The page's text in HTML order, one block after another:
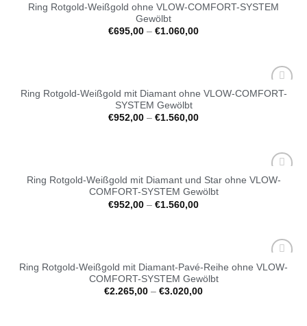
Auf die
Ring Rotgold-Weißgold ohne VLOW-COMFORT-SYSTEM
Gewölbt
€695,00 – €1.060,00
Auf die
Ring Rotgold-Weißgold mit Diamant ohne VLOW-COMFORT-
SYSTEM Gewölbt
€952,00 – €1.560,00
Auf die
Ring Rotgold-Weißgold mit Diamant und Star ohne VLOW-
COMFORT-SYSTEM Gewölbt
€952,00 – €1.560,00
Auf die
Ring Rotgold-Weißgold mit Diamant-Pavé-Reihe ohne VLOW-
COMFORT-SYSTEM Gewölbt
€2.265,00 – €3.020,00